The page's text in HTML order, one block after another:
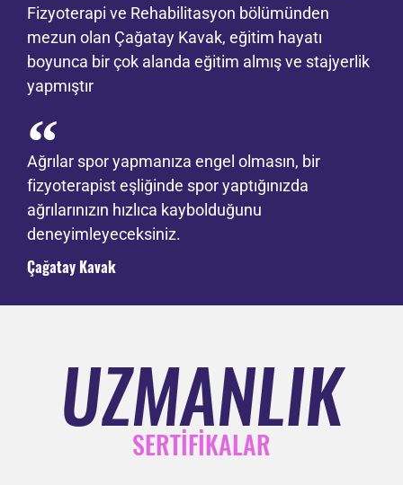
Fizyoterapi ve Rehabilitasyon bölümünden
mezun olan Çağatay Kavak, eğitim hayatı
boyunca bir çok alanda eğitim almış ve stajyerlik
yapmıştır
Ağrılar spor yapmanıza engel olmasın, bir
fizyoterapist eşliğinde spor yaptığınızda
ağrılarınızın hızlıca kaybolduğunu
deneyimleyeceksiniz.
Çağatay Kavak
UZMANLIK
SERTİFİKALAR